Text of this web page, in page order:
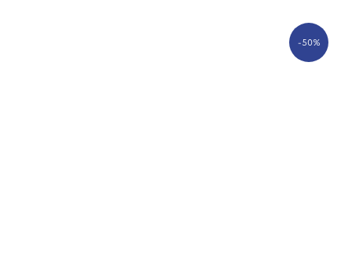
-50%